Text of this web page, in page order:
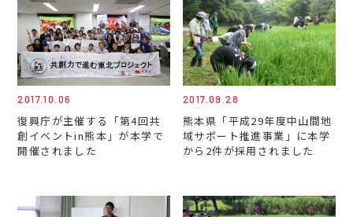
2017.10.06
復興庁が主催する「第4回共
創イベントin熊本」が本学で
開催されました
2017.09.28
熊本県「平成29年度中山間地
域サポート推進事業」に本学
から2件が採用されました